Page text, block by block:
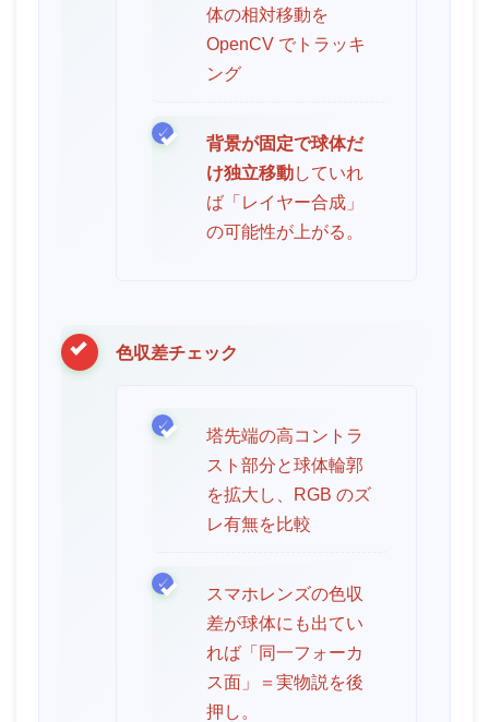
体の相対移動を
OpenCV でトラッキ
ング
背景が固定で球体だ
け独立移動していれ
ば「レイヤー合成」
の可能性が上がる。
色収差チェック
塔先端の高コントラ
スト部分と球体輪郭
を拡大し、RGB のズ
レ有無を比較
スマホレンズの色収
差が球体にも出てい
れば「同一フォーカ
ス面」＝実物説を後
押し。